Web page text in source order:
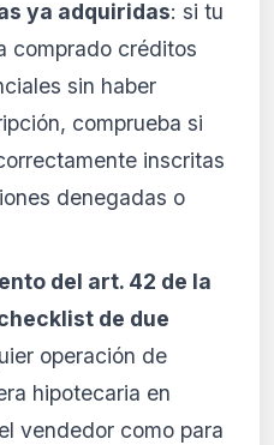
ya adquiridas: si tu
comprado créditos
sin haber
comprueba si
inscritas
denegadas o
del art. 42 de la
de due
operación de
hipotecaria en
vendedor como para